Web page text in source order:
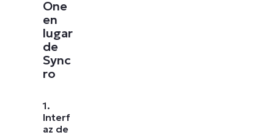
One
en
lugar
de
Sync
ro
1.
Interf
az de